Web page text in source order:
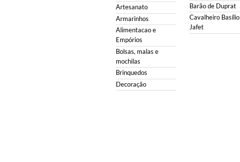
Artesanato
Armarinhos
Alimentacao e
Empórios
Bolsas, malas e
mochilas
Brinquedos
Decoração
Barão de Duprat
Cavalheiro Basílio
Jafet